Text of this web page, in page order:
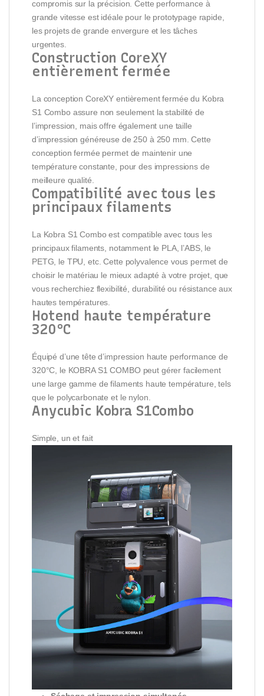
compromis sur la précision. Cette performance à
grande vitesse est idéale pour le prototypage rapide,
les projets de grande envergure et les tâches
urgentes.
Construction CoreXY
entièrement fermée
La conception CoreXY entièrement fermée du Kobra
S1 Combo assure non seulement la stabilité de
l’impression, mais offre également une taille
d’impression généreuse de 250 à 250 mm. Cette
conception fermée permet de maintenir une
température constante, pour des impressions de
meilleure qualité.
Compatibilité avec tous les
principaux filaments
La Kobra S1 Combo est compatible avec tous les
principaux filaments, notamment le PLA, l’ABS, le
PETG, le TPU, etc. Cette polyvalence vous permet de
choisir le matériau le mieux adapté à votre projet, que
vous recherchiez flexibilité, durabilité ou résistance aux
hautes températures.
Hotend haute température
320°C
Équipé d’une tête d’impression haute performance de
320°C, le KOBRA S1 COMBO peut gérer facilement
une large gamme de filaments haute température, tels
que le polycarbonate et le nylon.
Anycubic Kobra S1Combo
Simple, un et fait